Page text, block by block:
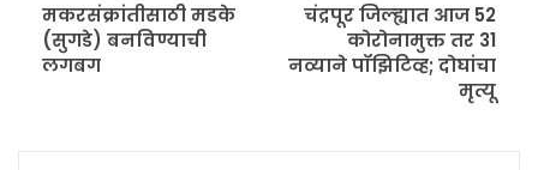
मकरसंक्रांतीसाठी मडके
(सुगडे) बनविण्याची
लगबग
चंद्रपूर जिल्ह्यात आज 52
कोरोनामुक्त तर 31
नव्याने पॉझिटिव्ह; दोघांचा
मृत्यू